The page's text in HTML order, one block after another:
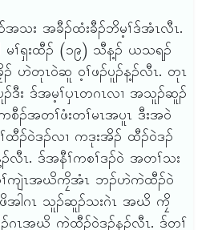
း အခီၣ်ထံးခီၣ်ဘိမ့ၢ်ဒ်အံၤလီၤ.
မၢ်ရှးထီၣ် (၁၉) သီန့ၣ် ယသရၣ်
ဟဲတုၤဝဲဆူ ဝ့ၢ်ဖၣ်ပူၣ်န့ၣ်လီၤ. တုၤ
ၣ်ဒီး ဒ်အမ့ၢ်ၦၤတဂၤလၢ အသူၣ်ဆူၣ်
စီၣ်အတၢ်ဖံးတၢ်မၤအပူၤ ဒီးအဝဲ
ၣ်ဝဲဒၣ်လၢ ကဒုးအိၣ် ထီၣ်ဝဲဒၣ်
ၤ. ဒ်အနီၢ်ကစၢ်ဒၣ်ဝဲ အတၢ်သး
ကျဲၤအဃိကၠိအံၤ ဘၣ်ဟဲကဲထီၣ်ဝဲ
အါဂၤ သူၣ်ဆူၣ်သးဂဲၤ အဃိ ကၠိ
ဂ့ၤအဃိ ကဲထီၣ်ဝဲဒၣ်န့ၣ်လီၤ. ဒ်တၢ်